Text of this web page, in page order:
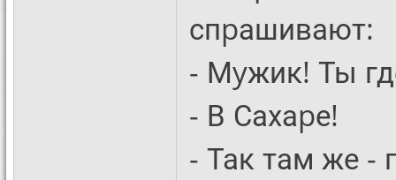
спpашивают:
- Мyжик! Ты
- В Сахаpе!
- Так там же -